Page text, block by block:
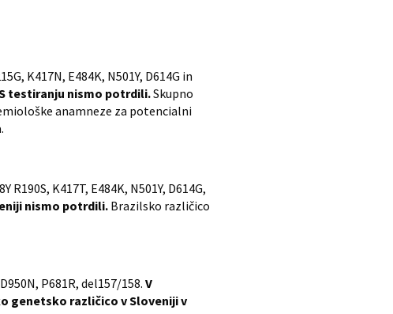
K417N, E484K, N501Y, D614G in
testiranju nismo potrdili.Skupno
anamneze za potencialni
K417T, E484K, N501Y, D614G,
nismo potrdili. Brazilsko različico
P681R, del157/158. V
genetsko različico v Sloveniji v